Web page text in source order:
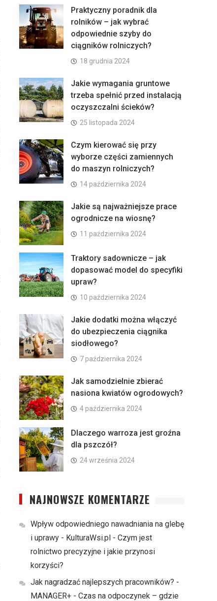
Praktyczny poradnik dla
rolników – jak wybrać
odpowiednie szyby do
ciągników rolniczych?
18 grudnia 2024
Jakie wymagania gruntowe
trzeba spełnić przed instalacją
oczyszczalni ścieków?
25 listopada 2024
Czym kierować się przy
wyborze części zamiennych
do maszyn rolniczych?
14 października 2024
Jakie są najważniejsze prace
ogrodnicze na wiosnę?
11 października 2024
Traktory sadownicze – jak
dopasować model do specyfiki
upraw?
10 października 2024
Jakie dodatki można włączyć
do ubezpieczenia ciągnika
siodłowego?
7 października 2024
Jak samodzielnie zbierać
nasiona kwiatów ogrodowych?
4 października 2024
Dlaczego warroza jest groźna
dla pszczół?
24 września 2024
NAJNOWSZE KOMENTARZE
Wpływ odpowiedniego nawadniania na glebę
i uprawy - KulturaWsi.pl - Czym jest
rolnictwo precyzyjne i jakie przynosi
korzyści?
Jak nagradzać najlepszych pracowników? -
MANAGER+ - Czas na odpoczynek – gdzie